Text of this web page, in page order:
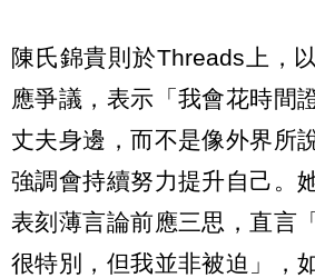
陳氏錦貴則於Threads上，
應爭議，表示「我會花時間
丈夫身邊，而不是像外界所
強調會持續努力提升自己。
表刻薄言論前應三思，直言
很特別，但我並非被迫」，